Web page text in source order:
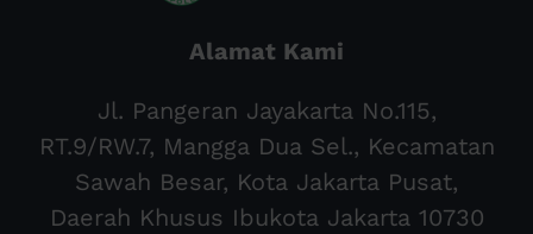
Alamat Kami
Jl. Pangeran Jayakarta No.115,
RT.9/RW.7, Mangga Dua Sel., Kecamatan
Sawah Besar, Kota Jakarta Pusat,
Daerah Khusus Ibukota Jakarta 10730